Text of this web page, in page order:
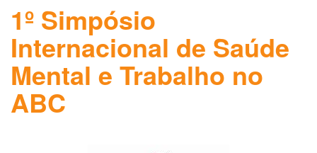
1º Simpósio
Internacional de Saúde
Mental e Trabalho no
ABC